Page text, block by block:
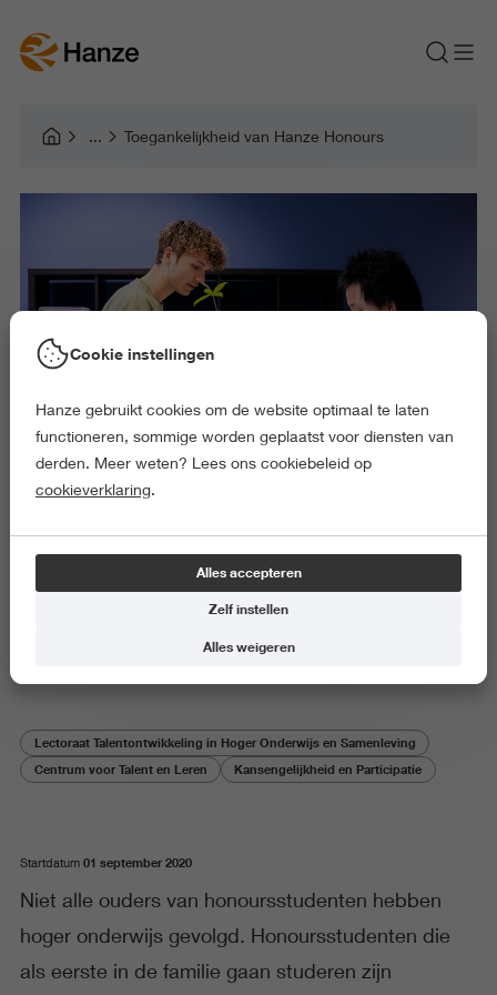
Toegankelijkheid van Hanze Honours
Toegankelijkheid van Hanze
Onderzoeksproject
Lectoraat Talentontwikkeling in Hoger Onderwijs en Samenleving
Centrum voor Talent en Leren
Kansengelijkheid en Participatie
Startdatum 01 september 2020
Niet alle ouders van honoursstudenten hebben
hoger onderwijs gevolgd. Honoursstudenten die
als eerste in de familie gaan studeren zijn
Cookie instellingen
Hanze gebruikt cookies om de website optimaal te laten
functioneren, sommige worden geplaatst voor diensten van
derden. Meer weten? Lees ons cookiebeleid op
cookieverklaring.
Alles accepteren
Zelf instellen
Alles weigeren